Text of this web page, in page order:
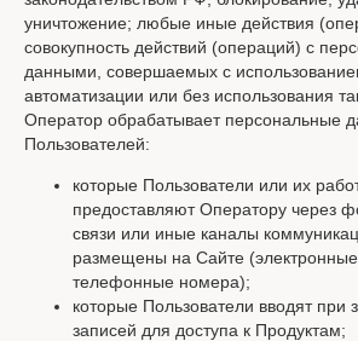
уничтожение; любые иные действия
совокупность действий (операций) с
данными, совершаемых с
автоматизации или без использования
Оператор обрабатывает персональные
Пользователей:
которые Пользователи или их
предоставляют Оператору через
связи или иные каналы
размещены на Сайте (электронные
телефонные номера);
которые Пользователи вводят при
записей для доступа к Продуктам;